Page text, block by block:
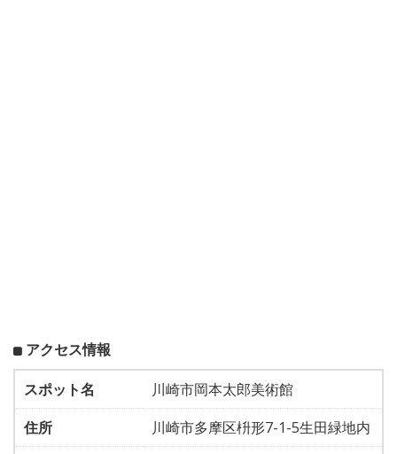
アクセス情報
スポット名
川崎市岡本太郎美術館
住所
川崎市多摩区枡形7-1-5生田緑地内